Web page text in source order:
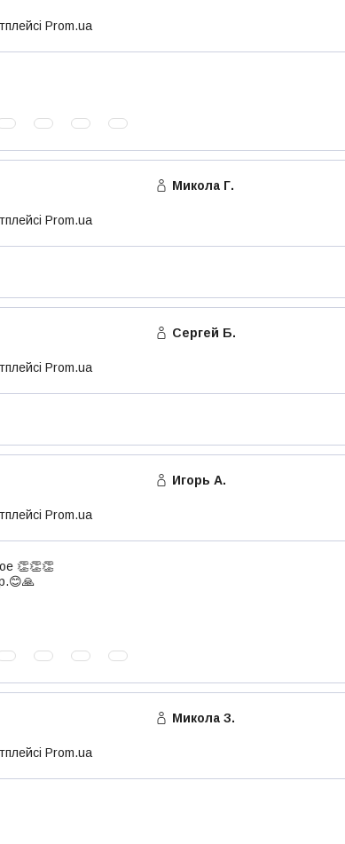
Prom.ua
Микола Г.
Prom.ua
Сергей Б.
Prom.ua
Игорь А.
Prom.ua
👏👏👏
Микола З.
Prom.ua